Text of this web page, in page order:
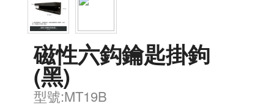
磁性六鈎鑰匙掛鉤
(黑)
型號:MT19B